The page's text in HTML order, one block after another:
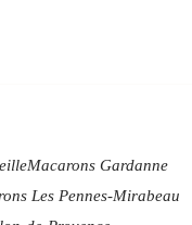
Macarons Gardanne
Les Pennes-Mirabeau